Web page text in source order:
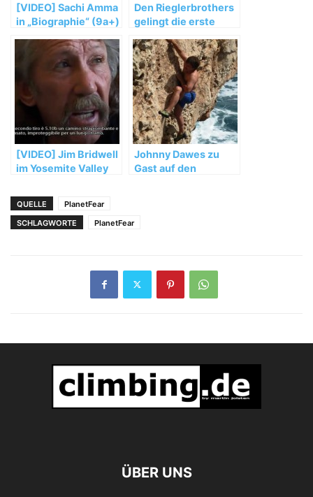
[VIDEO] Sachi Amma
in „Biographie“ (9a+)
Den Rieglerbrothers
gelingt die erste
von „Non ci resta che
piangere“ (8a MSL)
[VIDEO] Jim Bridwell
im Yosemite Valley
Johnny Dawes zu
Gast auf den
QUELLE
PlanetFear
SCHLAGWORTE
PlanetFear
ÜBER UNS